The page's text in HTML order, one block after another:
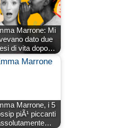
Marrone: Mi
dato due
di vita dopo…
Marrone, i 5
piÃ¹ piccanti